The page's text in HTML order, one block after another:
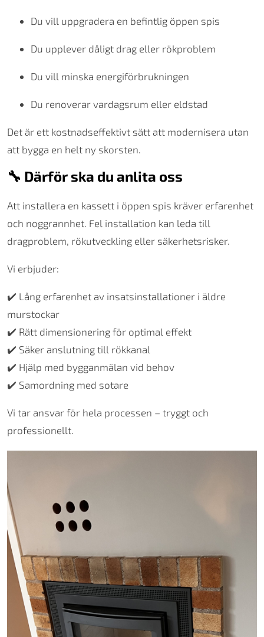
Du vill uppgradera en befintlig öppen spis
Du upplever dåligt drag eller rökproblem
Du vill minska energiförbrukningen
Du renoverar vardagsrum eller eldstad
Det är ett kostnadseffektivt sätt att modernisera utan
att bygga en helt ny skorsten.
🔧 Därför ska du anlita oss
Att installera en kassett i öppen spis kräver erfarenhet
och noggrannhet. Fel installation kan leda till
dragproblem, rökutveckling eller säkerhetsrisker.
Vi erbjuder:
✔️ Lång erfarenhet av insatsinstallationer i äldre
murstockar
✔️ Rätt dimensionering för optimal effekt
✔️ Säker anslutning till rökkanal
✔️ Hjälp med bygganmälan vid behov
✔️ Samordning med sotare
Vi tar ansvar för hela processen – tryggt och
professionellt.